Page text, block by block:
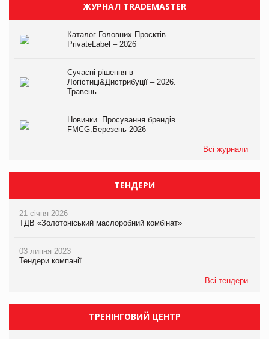
ЖУРНАЛ TRADEMASTER
Каталог Головних Проєктів
PrivateLabel – 2026
Сучасні рішення в
Логістиці&Дистрибуції – 2026.
Травень
Новинки. Просування брендів
FMCG.Березень 2026
Всі журнали
ТЕНДЕРИ
21 січня 2026
ТДВ «Золотоніський маслоробний комбінат»
03 липня 2023
Тендери компанії
Всі тендери
ТРЕНІНГОВИЙ ЦЕНТР